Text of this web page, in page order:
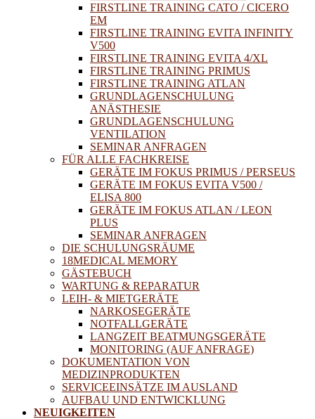
FIRSTLINE TRAINING CATO / CICERO
EM
FIRSTLINE TRAINING EVITA INFINITY
V500
FIRSTLINE TRAINING EVITA 4/XL
FIRSTLINE TRAINING PRIMUS
FIRSTLINE TRAINING ATLAN
GRUNDLAGENSCHULUNG
ANÄSTHESIE
GRUNDLAGENSCHULUNG
VENTILATION
SEMINAR ANFRAGEN
FÜR ALLE FACHKREISE
GERÄTE IM FOKUS PRIMUS / PERSEUS
GERÄTE IM FOKUS EVITA V500 /
ELISA 800
GERÄTE IM FOKUS ATLAN / LEON
PLUS
SEMINAR ANFRAGEN
DIE SCHULUNGSRÄUME
18MEDICAL MEMORY
GÄSTEBUCH
WARTUNG & REPARATUR
LEIH- & MIETGERÄTE
NARKOSEGERÄTE
NOTFALLGERÄTE
LANGZEIT BEATMUNGSGERÄTE
MONITORING (AUF ANFRAGE)
DOKUMENTATION VON
MEDIZINPRODUKTEN
SERVICEEINSÄTZE IM AUSLAND
AUFBAU UND ENTWICKLUNG
NEUIGKEITEN